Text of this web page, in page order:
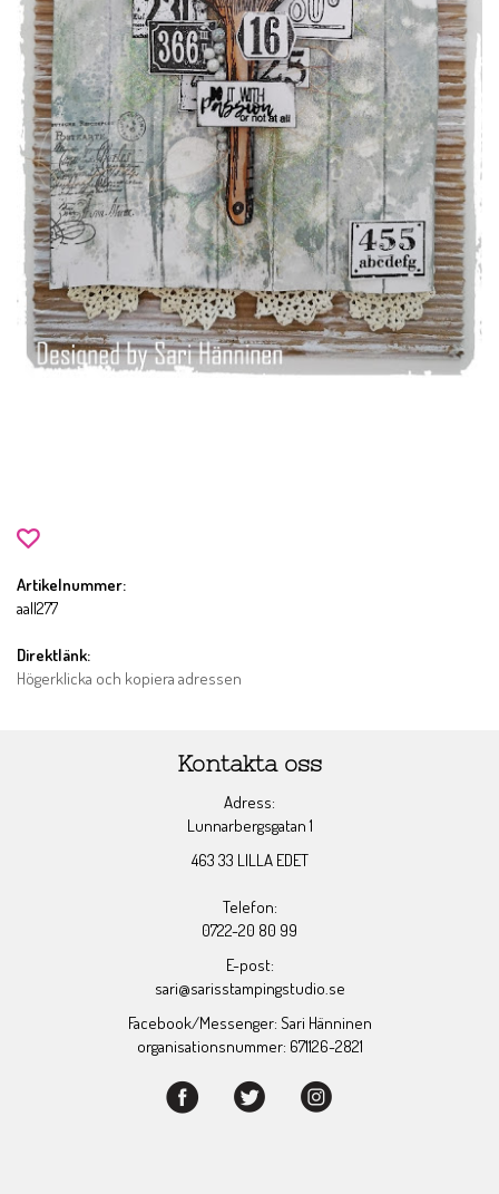
Artikelnummer:
aall277
Direktlänk:
Högerklicka och kopiera adressen
Kontakta oss
Adress:
Lunnarbergsgatan 1
463 33 LILLA EDET
Telefon:
0722-20 80 99
E-post:
sari@sarisstampingstudio.se
Facebook/Messenger: Sari Hänninen
organisationsnummer: 671126-2821